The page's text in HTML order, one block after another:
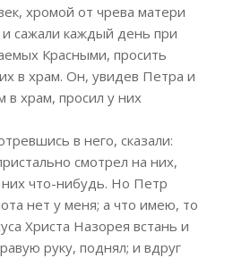
хромой от чрева матери
и сажали каждый день при
Красными, просить
в храм. Он, увидев Петра и
храм, просил у них
в него, сказали:
смотрел на них,
что-нибудь. Но Петр
нет у меня; а что имею, то
Христа Назорея встань и
руку, поднял; и вдруг